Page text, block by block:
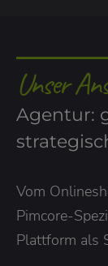
Unser
Agentur:
Vom
Pimcore-
Plattform als